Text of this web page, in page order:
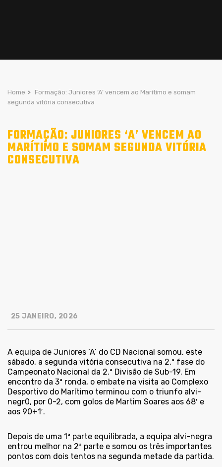
Home > Formação: Juniores ‘A’ vencem ao Marítimo e somam
segunda vitória consecutiva
FORMAÇÃO: JUNIORES ‘A’ VENCEM AO
MARÍTIMO E SOMAM SEGUNDA VITÓRIA
CONSECUTIVA
25 JANEIRO, 2026
A equipa de Juniores ‘A’ do CD Nacional somou, este
sábado, a segunda vitória consecutiva na 2.ª fase do
Campeonato Nacional da 2.ª Divisão de Sub-19. Em
encontro da 3ª ronda, o embate na visita ao Complexo
Desportivo do Marítimo terminou com o triunfo alvi-
negr0, por 0-2, com golos de Martim Soares aos 68′ e
aos 90+1′.
Depois de uma 1ª parte equilibrada, a equipa alvi-negra
entrou melhor na 2ª parte e somou os três importantes
pontos com dois tentos na segunda metade da partida.